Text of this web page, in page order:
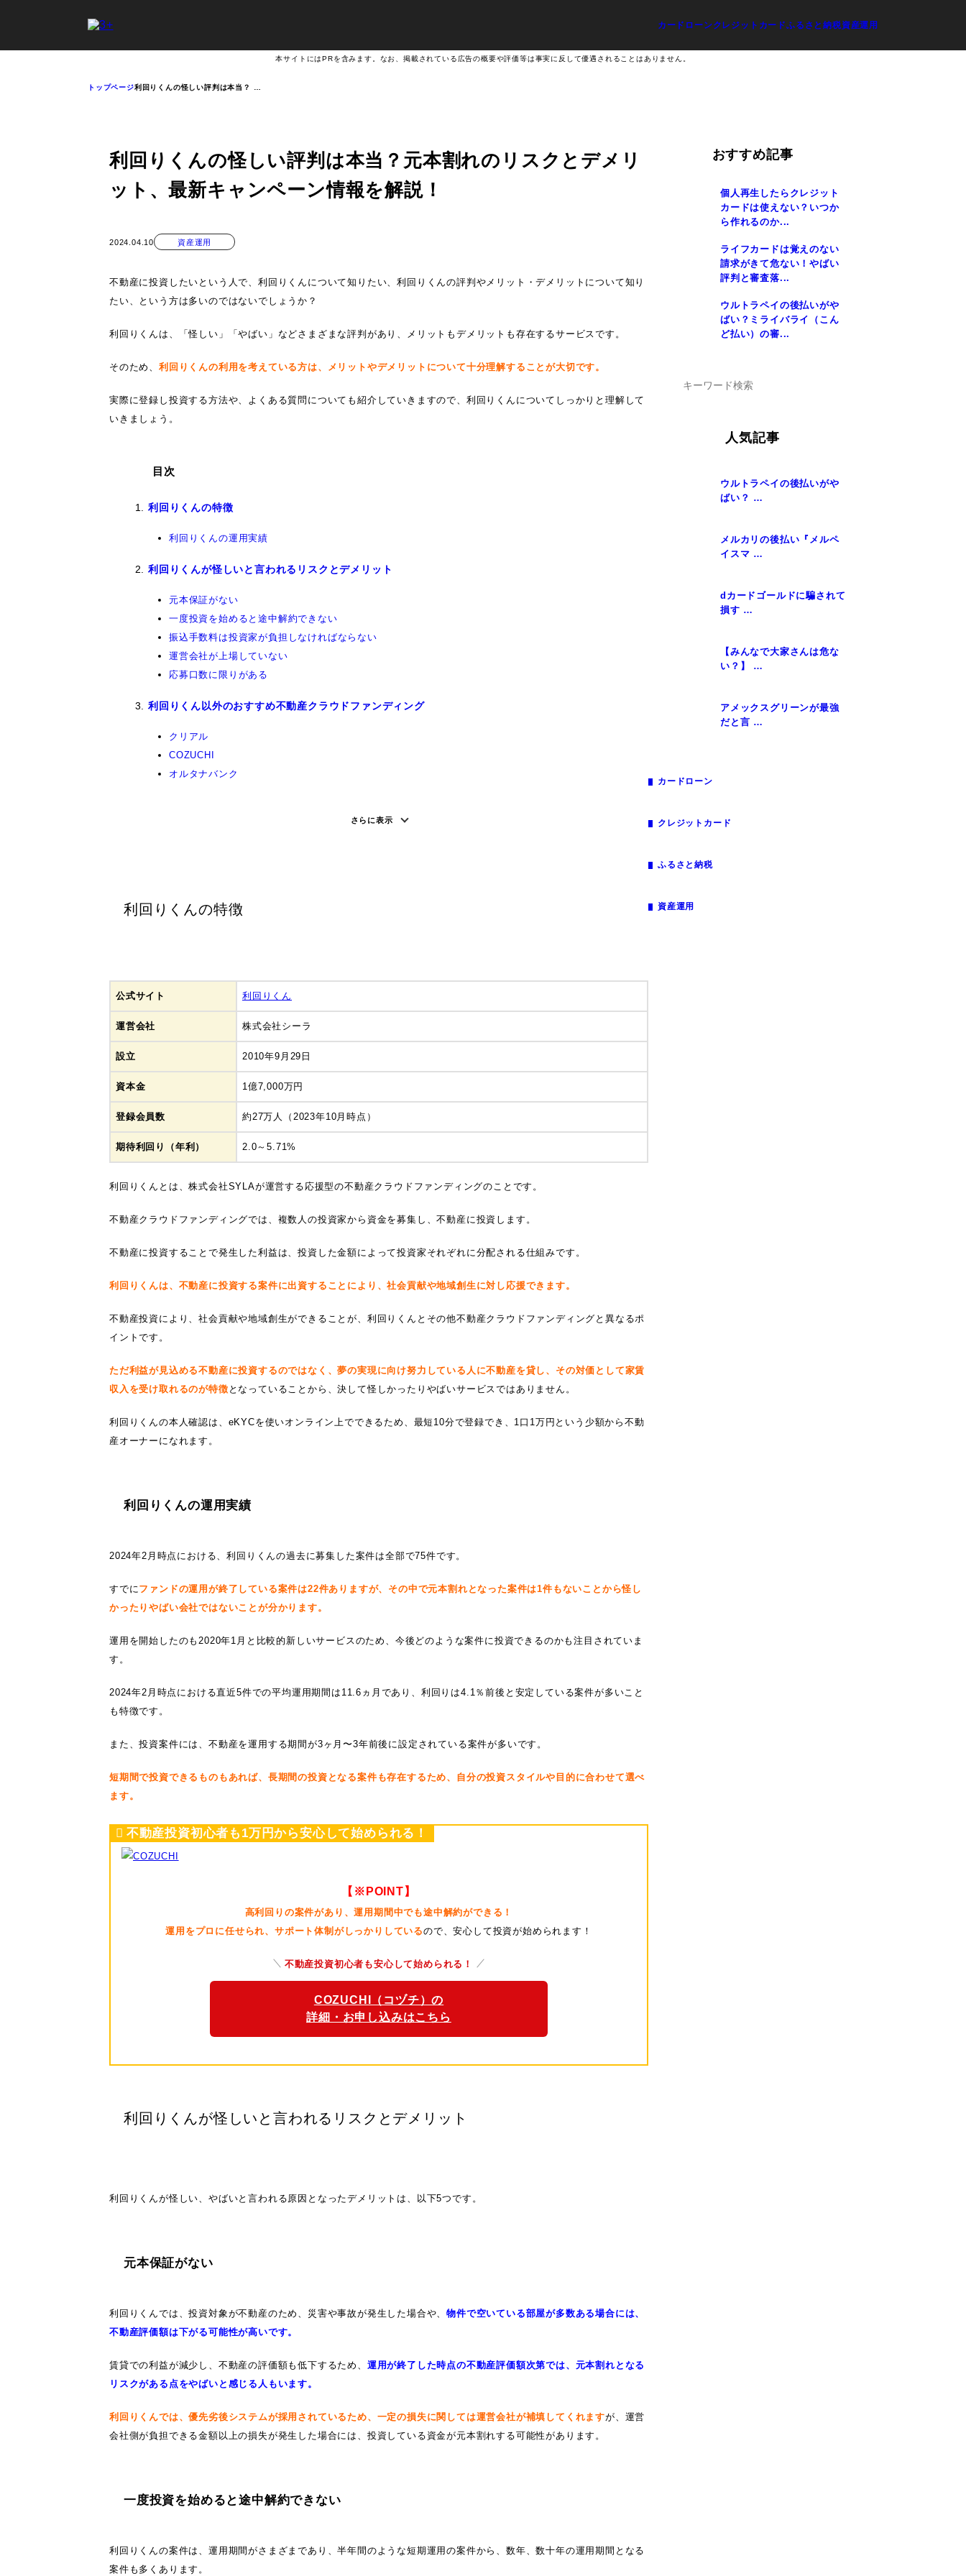
カードローンクレジットカードふるさと納税資産運用
本サイトにはPRを含みます。なお、掲載されている広告の概要や評価等は事実に反して優遇されることはありません。
トップページ利回りくんの怪しい評判は本当？ …
利回りくんの怪しい評判は本当？元本割れのリスクとデメリ
ット、最新キャンペーン情報を解説！
2024.04.10 資産運用
不動産に投資したいという人で、利回りくんについて知りたい、利回りくんの評判やメリット・デメリットについて知り
たい、という方は多いのではないでしょうか？
利回りくんは、「怪しい」「やばい」などさまざまな評判があり、メリットもデメリットも存在するサービスです。
そのため、 利回りくんの利用を考えている方は、メリットやデメリットについて十分理解することが大切です。
実際に登録し投資する方法や、よくある質問についても紹介していきますので、利回りくんについてしっかりと理解して
いきましょう。
目次
利回りくんの特徴
利回りくんの運用実績
利回りくんが怪しいと言われるリスクとデメリット
元本保証がない
一度投資を始めると途中解約できない
振込手数料は投資家が負担しなければならない
運営会社が上場していない
応募口数に限りがある
利回りくん以外のおすすめ不動産クラウドファンディング
クリアル
COZUCHI
オルタナバンク
さらに表示
利回りくんの特徴
公式サイト 利回りくん
運営会社 株式会社シーラ
設立 2010年9月29日
資本金 1億7,000万円
登録会員数 約27万人（2023年10月時点）
期待利回り（年利） 2.0～5.71%
利回りくんとは、株式会社SYLAが運営する応援型の不動産クラウドファンディングのことです。
不動産クラウドファンディングでは、複数人の投資家から資金を募集し、不動産に投資します。
不動産に投資することで発生した利益は、投資した金額によって投資家それぞれに分配される仕組みです。
利回りくんは、不動産に投資する案件に出資することにより、社会貢献や地域創生に対し応援できます。
不動産投資により、社会貢献や地域創生ができることが、利回りくんとその他不動産クラウドファンディングと異なるポ
イントです。
ただ利益が見込める不動産に投資するのではなく、夢の実現に向け努力している人に不動産を貸し、その対価として家賃
収入を受け取れるのが特徴 となっていることから、決して怪しかったりやばいサービスではありません。
利回りくんの本人確認は、eKYCを使いオンライン上でできるため、最短10分で登録でき、1口1万円という少額から不動
産オーナーになれます。
利回りくんの運用実績
2024年2月時点における、利回りくんの過去に募集した案件は全部で75件です。
すでにファンドの運用が終了している案件は22件ありますが、その中で元本割れとなった案件は1件もないことから怪し
かったりやばい会社ではないことが分かります。
運用を開始したのも2020年1月と比較的新しいサービスのため、今後どのような案件に投資できるのかも注目されていま
す。
2024年2月時点における直近5件での平均運用期間は11.6ヵ月であり、利回りは4.1％前後と安定している案件が多いこと
も特徴です。
また、投資案件には、不動産を運用する期間が3ヶ月〜3年前後に設定されている案件が多いです。
短期間で投資できるものもあれば、長期間の投資となる案件も存在するため、自分の投資スタイルや目的に合わせて選べ
ます。
不動産投資初心者も1万円から安心して始められる！
【※POINT】
高利回りの案件があり、運用期間中でも途中解約ができる！
運用をプロに任せられ、サポート体制がしっかりしているので、安心して投資が始められます！
不動産投資初心者も安心して始められる！
COZUCHI（コヅチ）の
詳細・お申し込みはこちら
利回りくんが怪しいと言われるリスクとデメリット
利回りくんが怪しい、やばいと言われる原因となったデメリットは、以下5つです。
元本保証がない
利回りくんでは、投資対象が不動産のため、 災害や事故が発生した場合や、物件で空いている部屋が多数ある場合には、
不動産評価額は下がる可能性が高いです。
賃貸での利益が減少し、不動産の評価額も低下するため、 運用が終了した時点の不動産評価額次第では、元本割れとなる
リスクがある点をやばいと感じる人もいます。
利回りくんでは、優先劣後システムが採用されているため、一定の損失に関しては運営会社が補填してくれますが、 運営
会社側が負担できる金額以上の損失が発生した場合には、投資している資金が元本割れする可能性があります。
一度投資を始めると途中解約できない
利回りくんの案件は、運用期間がさまざまであり、半年間のような短期運用の案件から、数年、数十年の運用期間となる
案件も多くあります。
おすすめ記事
個人再生したらクレジット
カードは使えない？いつか
ら作れるのか...
ライフカードは覚えのない
請求がきて危ない！やばい
評判と審査落...
ウルトラペイの後払いがや
ばい？ミライバライ（こん
ど払い）の審...
人気記事
ウルトラペイの後払いがや
ばい？ …
メルカリの後払い『メルペ
イスマ …
dカードゴールドに騙されて
損す …
【みんなで大家さんは危な
い？】 …
アメックスグリーンが最強
だと言 …
カードローン
クレジットカード
ふるさと納税
資産運用